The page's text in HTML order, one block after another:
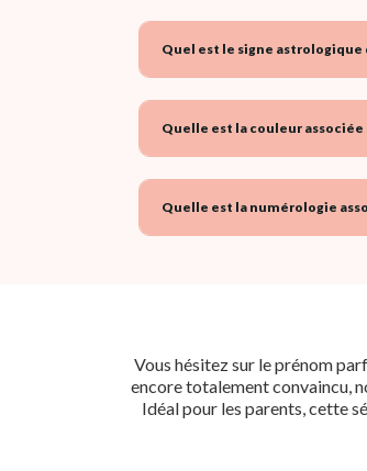
Quel est le signe astrologique
Quelle est la couleur associée
Quelle est la numérologie
Vous hésitez sur le prénom
encore totalement convaincu,
Idéal pour les parents, cette